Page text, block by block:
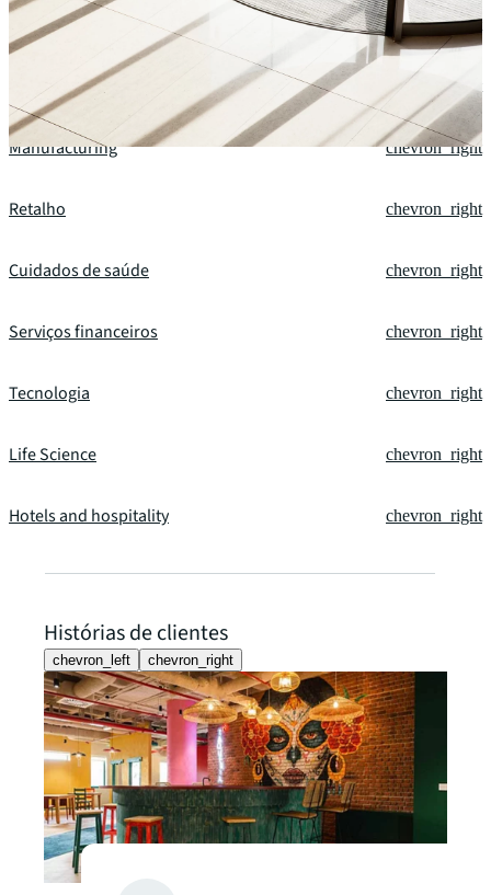
Escritórios chevron_right
Data centers chevron_right
Manufacturing chevron_right
Retalho chevron_right
Cuidados de saúde chevron_right
Serviços financeiros chevron_right
Tecnologia chevron_right
Life Science chevron_right
Hotels and hospitality chevron_right
Histórias de clientes
chevron_left chevron_right